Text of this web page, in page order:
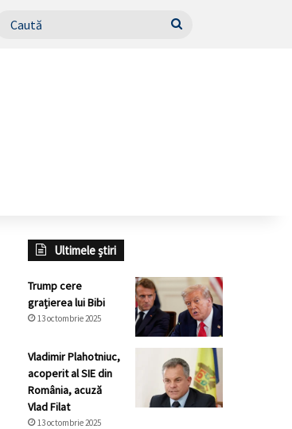
Caută
Ultimele știri
Trump cere
grațierea lui Bibi
13 octombrie 2025
Vladimir Plahotniuc,
acoperit al SIE din
România, acuză
Vlad Filat
13 octombrie 2025